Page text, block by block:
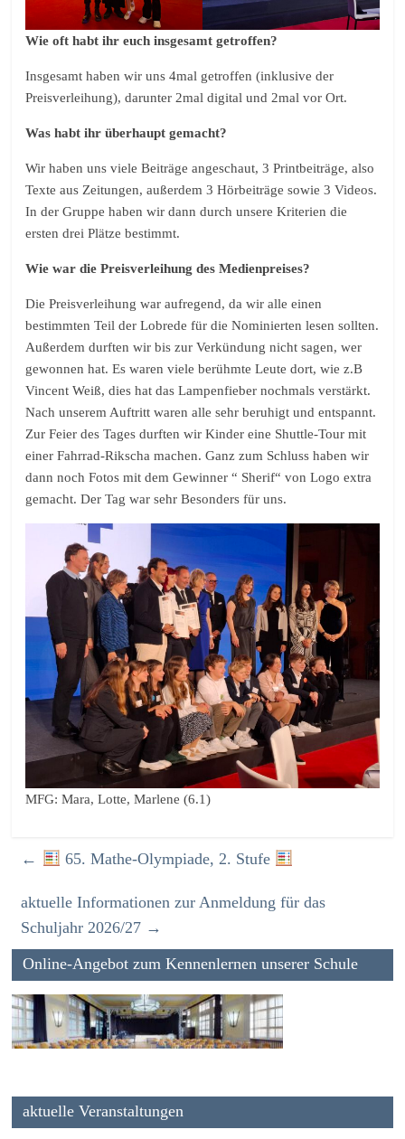
Wie oft habt ihr euch insgesamt getroffen?
Insgesamt haben wir uns 4mal getroffen (inklusive der
Preisverleihung), darunter 2mal digital und 2mal vor Ort.
Was habt ihr überhaupt gemacht?
Wir haben uns viele Beiträge angeschaut, 3 Printbeiträge, also
Texte aus Zeitungen, außerdem 3 Hörbeiträge sowie 3 Videos.
In der Gruppe haben wir dann durch unsere Kriterien die
ersten drei Plätze bestimmt.
Wie war die Preisverleihung des Medienpreises?
Die Preisverleihung war aufregend, da wir alle einen
bestimmten Teil der Lobrede für die Nominierten lesen sollten.
Außerdem durften wir bis zur Verkündung nicht sagen, wer
gewonnen hat. Es waren viele berühmte Leute dort, wie z.B
Vincent Weiß, dies hat das Lampenfieber nochmals verstärkt.
Nach unserem Auftritt waren alle sehr beruhigt und entspannt.
Zur Feier des Tages durften wir Kinder eine Shuttle-Tour mit
einer Fahrrad-Rikscha machen. Ganz zum Schluss haben wir
dann noch Fotos mit dem Gewinner “ Sherif“ von Logo extra
gemacht. Der Tag war sehr Besonders für uns.
MFG: Mara, Lotte, Marlene (6.1)
← 65. Mathe-Olympiade, 2. Stufe
aktuelle Informationen zur Anmeldung für das
Schuljahr 2026/27 →
Online-Angebot zum Kennenlernen unserer Schule
aktuelle Veranstaltungen